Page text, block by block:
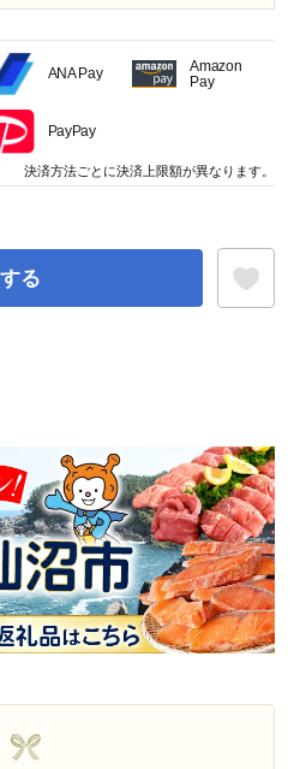
る
ANA Pay
Amazon
Pay
PayPay
決済方法ごとに決済上限額が異なります。